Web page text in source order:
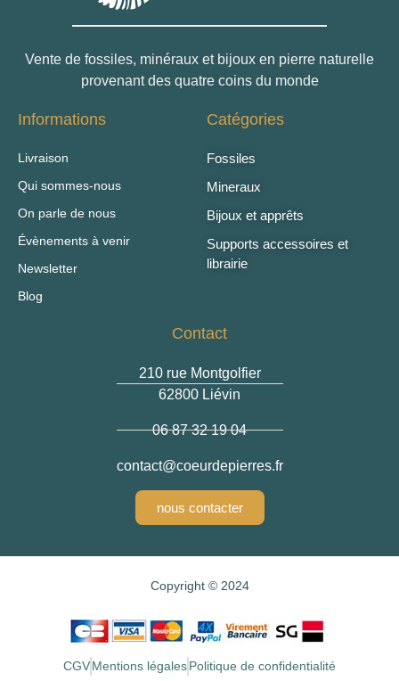
Vente de fossiles, minéraux et bijoux en pierre naturelle
provenant des quatre coins du monde
Informations
Livraison
Qui sommes-nous
On parle de nous
Évènements à venir
Newsletter
Blog
Catégories
Fossiles
Mineraux
Bijoux et apprêts
Supports accessoires et
librairie
Contact
210 rue Montgolfier
62800 Liévin
06 87 32 19 04
contact@coeurdepierres.fr
nous contacter
Copyright © 2024
CGVMentions légalesPolitique de confidentialité